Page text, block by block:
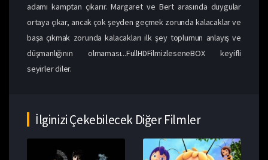
adamı kamptan çıkarır. Margaret ve Bert arasında duygular
ortaya çıkar, ancak çok şeyden geçmek zorunda kalacaklar ve
başa çıkmak zorunda kalacakları ilk şey toplumun anlayış ve
düşmanlığının olmaması...FullHDFilmizleseneBOX keyifli
seyirler diler.
İlginizi Çekebilecek Diğer Filmler